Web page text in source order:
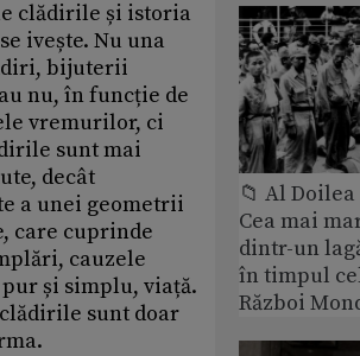
clădirile și istoria
ivește. Nu una
bijuterii
nu, în funcție de
vremurilor, ci
sunt mai
decât
a unei geometrii
care cuprinde
cauzele
și simplu, viață.
sunt doar
📁 Al
Cea mai
dintr-un
în timpul
Război